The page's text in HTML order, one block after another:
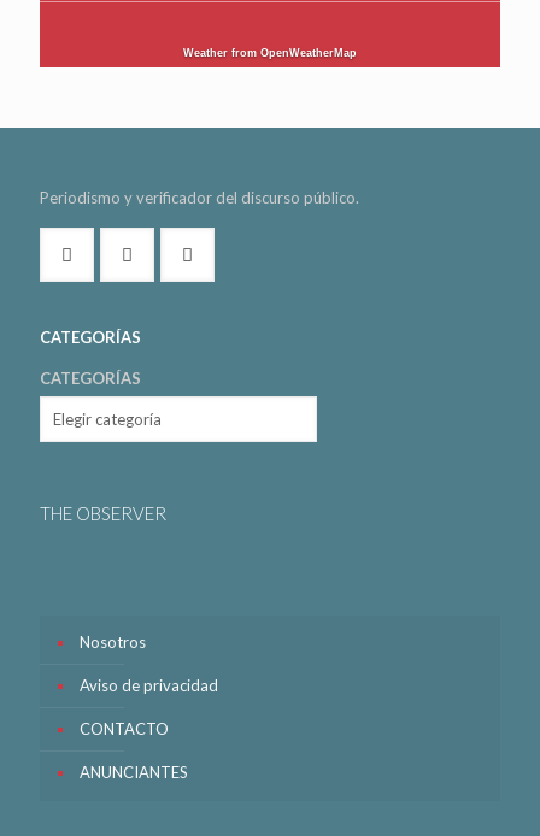
Weather from OpenWeatherMap
Periodismo y verificador del discurso público.
CATEGORÍAS
CATEGORÍAS
THE OBSERVER
Nosotros
Aviso de privacidad
CONTACTO
ANUNCIANTES